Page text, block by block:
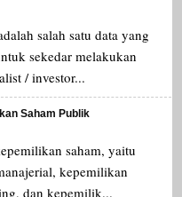
salah satu data yang
sekedar melakukan
/ investor...
Saham Publik
saham, yaitu
kepemilikan
dan kepemilik...